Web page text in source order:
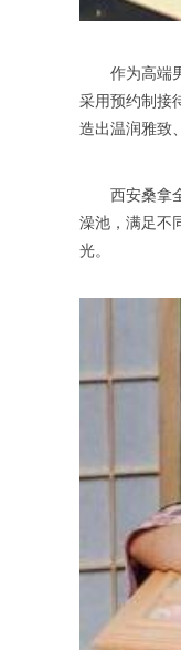
作为高端男
采用预约制接
造出温润雅致
西安桑拿全
澡池，满足不
光。